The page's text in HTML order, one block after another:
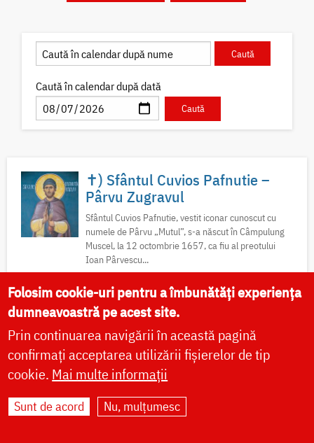
Caută în calendar după dată
✝) Sfântul Cuvios Pafnutie –
Pârvu Zugravul
Sfântul Cuvios Pafnutie, vestit iconar cunoscut cu
numele de Pârvu „Mutul”, s-a născut în Câmpulung
Muscel, la 12 octombrie 1657, ca fiu al preotului
Ioan Pârvescu...
Acatist Paraclis Viață
Icoane
Locuri de pelerinaj
✝) Sfânta Cuvioasă Teodora de
la Sihla
Folosim cookie-uri pentru a îmbunătăți experiența
dumneavoastră pe acest site.
Prin continuarea navigării în această pagină
confirmați acceptarea utilizării fișierelor de tip
cookie. Mai multe informații
Sunt de acord Nu, mulțumesc